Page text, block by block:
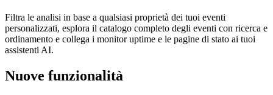
Filtra le analisi in base a qualsiasi proprietà dei tuoi eventi
personalizzati, esplora il catalogo completo degli eventi con ricerca e
ordinamento e collega i monitor uptime e le pagine di stato ai tuoi
assistenti AI.
Nuove funzionalità